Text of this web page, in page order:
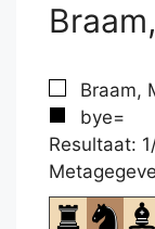
Braam,
bye=
Resultaat: